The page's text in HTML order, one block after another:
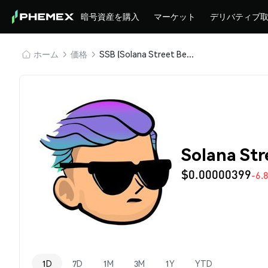
暗号資産を購入 マーケット デリバティブ
ホーム 価格 SSB (Solana Street Bets)
Solana
$0.00000399-
1D 7D 1M 3M 1Y YTD